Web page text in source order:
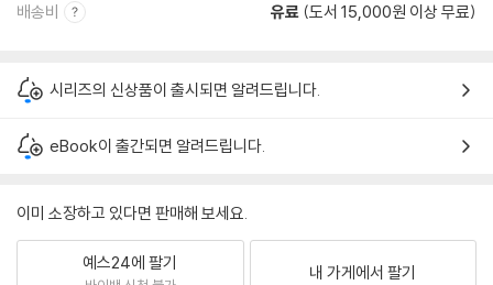
배송비 유료 (도서 15,000원 이상 무료)
시리즈의 신상품이 출시되면 알려드립니다.
eBook이 출간되면 알려드립니다.
이미 소장하고 있다면 판매해 보세요.
예스24에 팔기 내 가게에서 팔기